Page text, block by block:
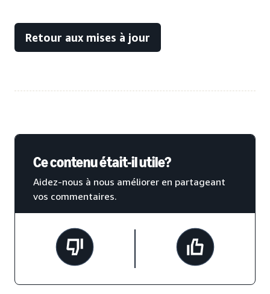
Retour aux mises à jour
Ce contenu était-il utile?
Aidez-nous à nous améliorer en partageant
vos commentaires.